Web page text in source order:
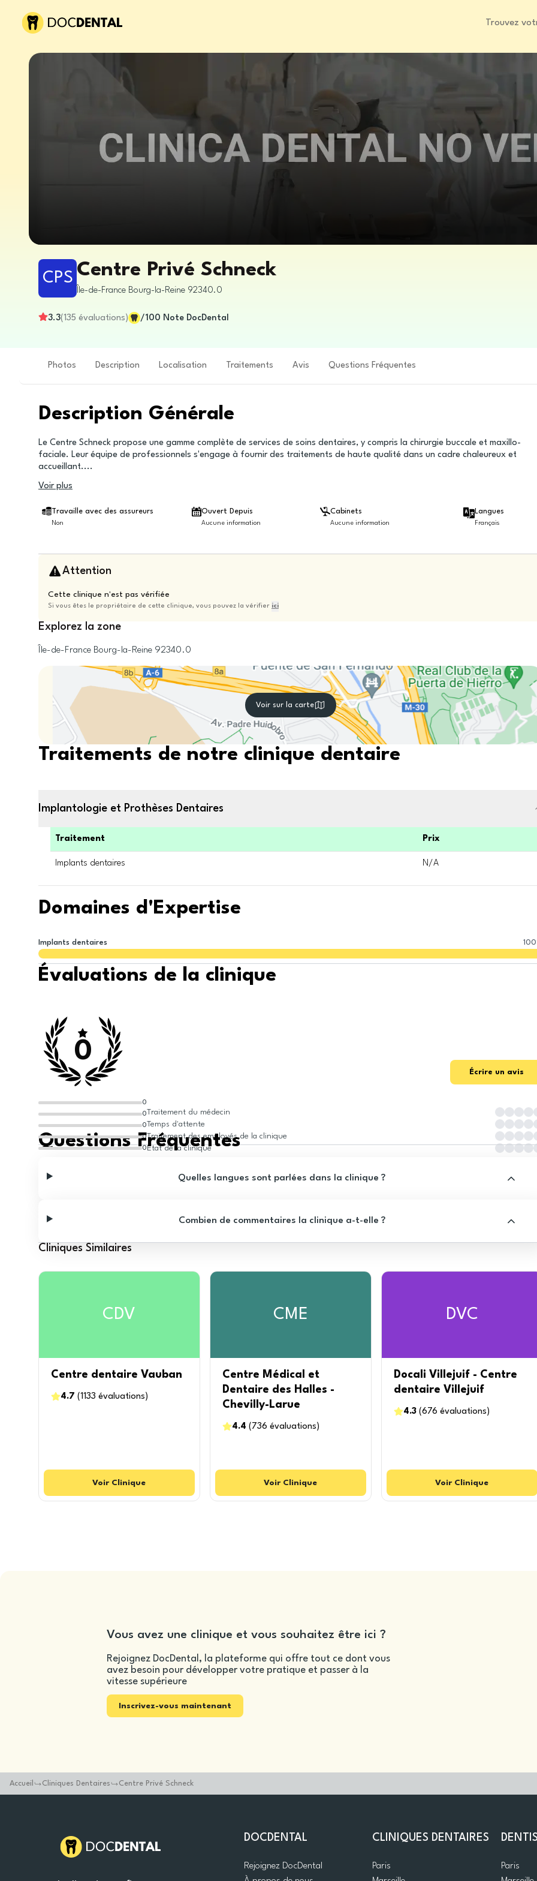
Trouvez
CPS Centre Privé Schneck
Île-de-France Bourg-la-Reine 92340.0
3.3(135 évaluations) /100 Note DocDental
Photos Description Localisation Traitements Avis Questions Fréquentes
Description Générale
Le Centre Schneck propose une gamme complète de services de soins dentaires, y compris la chirurgie buccale et maxillo-
faciale. Leur équipe de professionnels s'engage à fournir des traitements de haute qualité dans un cadre chaleureux et
accueillant. ...
Voir plus
Travaille avec des assureurs
Non
Ouvert Depuis
Aucune information
Cabinets
Aucune information
Langues
Français
Attention
Cette clinique n'est pas vérifiée
Si vous êtes le propriétaire de cette clinique, vous pouvez la vérifier ici
Explorez la zone
Île-de-France Bourg-la-Reine 92340.0
Voir sur la carte
Traitements de notre clinique dentaire
Implantologie et Prothèses Dentaires
Traitement Prix
Implants dentaires N/A
Domaines d'Expertise
Implants dentaires 100
Évaluations de la clinique
0
0
0
0
0
0
Écrire un avis
Traitement du médecin
Temps d'attente
Traitement des employés de la clinique
État de la clinique
Questions Fréquentes
Quelles langues sont parlées dans la clinique ?
Combien de commentaires la clinique a-t-elle ?
Cliniques Similaires
CDV
Centre dentaire Vauban
4.7 (1133 évaluations )
Voir Clinique
CME
Centre Médical et
Dentaire des Halles -
Chevilly-Larue
4.4 ( 736 évaluations )
Voir Clinique
DVC
Docali Villejuif - Centre
dentaire Villejuif
4.3(676 évaluations )
Voir Clinique
Vous avez une clinique et vous souhaitez être ici ?
Rejoignez DocDental, la plateforme qui offre tout ce dont vous
avez besoin pour développer votre pratique et passer à la
vitesse supérieure
Inscrivez-vous maintenant
Accueil Cliniques Dentaires Centre Privé Schneck
DOCDENTAL
Rejoignez DocDental
CLINIQUES DENTAIRES
Paris
Paris